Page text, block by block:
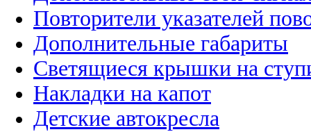
Повторители указателей
Дополнительные габариты
Светящиеся крышки на
Накладки на капот
Детские автокресла